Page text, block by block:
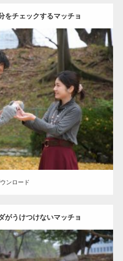
をチェックするマッチョ
2021.07.8
他 AKIHITO(細マッチョ) 上腕三頭筋
肩
ンロード
がうけつけないマッチョ